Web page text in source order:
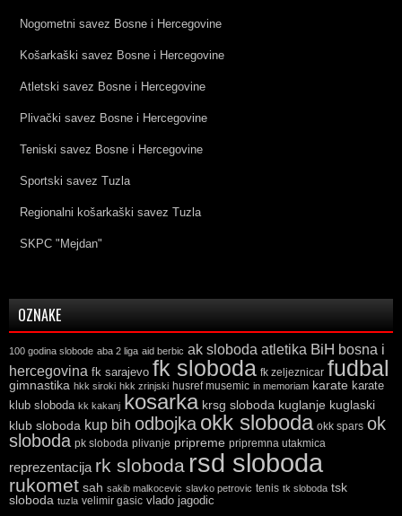
Nogometni savez Bosne i Hercegovine
Košarkaški savez Bosne i Hercegovine
Atletski savez Bosne i Hercegovine
Plivački savez Bosne i Hercegovine
Teniski savez Bosne i Hercegovine
Sportski savez Tuzla
Regionalni košarkaški savez Tuzla
SKPC "Mejdan"
OZNAKE
100 godina slobode aba 2 liga aid berbic ak sloboda atletika BiH bosna i
hercegovina fk sarajevo fk sloboda fk zeljeznicar fudbal
gimnastika hkk siroki hkk zrinjski husref musemic in memoriam karate karate
klub sloboda kk kakanj kosarka krsg sloboda kuglanje kuglaski
klub sloboda kup bih odbojka okk sloboda okk spars ok
sloboda pk sloboda plivanje pripreme pripremna utakmica
reprezentacija rk sloboda rsd sloboda
rukomet sah sakib malkocevic slavko petrovic tenis tk sloboda tsk
sloboda tuzla velimir gasic vlado jagodic